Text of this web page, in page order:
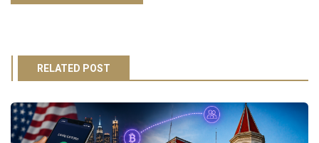
RELATED POST